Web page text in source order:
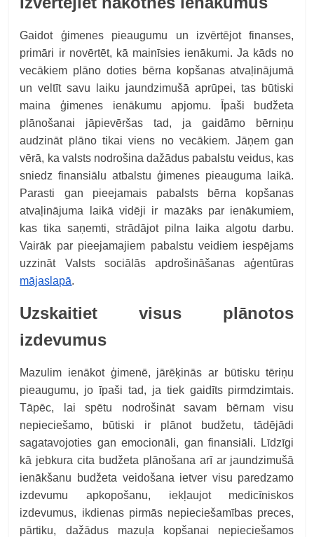
Gaidot ģimenes pieaugumu un izvērtējot finanses,
primāri ir novērtēt, kā mainīsies ienākumi. Ja kāds no
vecākiem plāno doties bērna kopšanas atvaļinājumā
un veltīt savu laiku jaundzimušā aprūpei, tas būtiski
maina ģimenes ienākumu apjomu. Īpaši budžeta
plānošanai jāpievēršas tad, ja gaidāmo bērniņu
audzināt plāno tikai viens no vecākiem. Jāņem gan
vērā, ka valsts nodrošina dažādus pabalstu veidus, kas
sniedz finansiālu atbalstu ģimenes pieauguma laikā.
Parasti gan pieejamais pabalsts bērna kopšanas
atvaļinājuma laikā vidēji ir mazāks par ienākumiem,
kas tika saņemti, strādājot pilna laika algotu darbu.
Vairāk par pieejamajiem pabalstu veidiem iespējams
uzzināt Valsts sociālās apdrošināšanas aģentūras
mājaslapā.
Uzskaitiet visus plānotos
izdevumus
Mazulim ienākot ģimenē, jārēķinās ar būtisku tēriņu
pieaugumu, jo īpaši tad, ja tiek gaidīts pirmdzimtais.
Tāpēc, lai spētu nodrošināt savam bērnam visu
nepieciešamo, būtiski ir plānot budžetu, tādējādi
sagatavojoties gan emocionāli, gan finansiāli. Līdzīgi
kā jebkura cita budžeta plānošana arī ar jaundzimušā
ienākšanu budžeta veidošana ietver visu paredzamo
izdevumu apkopošanu, iekļaujot medicīniskos
izdevumus, ikdienas pirmās nepieciešamības preces,
pārtiku, dažādus mazuļa kopšanai nepieciešamos